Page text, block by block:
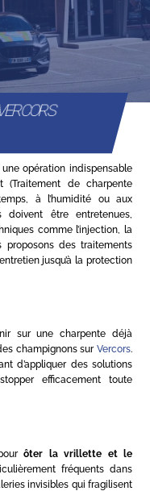
opération indispensable
(Traitement de charpente
à l’humidité ou aux
doivent être entretenues,
comme l’injection, la
proposons des traitements
jusqu’à la protection
sur une charpente déjà
champignons sur Vercors.
d’appliquer des solutions
efficacement toute
ôter la vrillette et le
fréquents dans
invisibles qui fragilisent